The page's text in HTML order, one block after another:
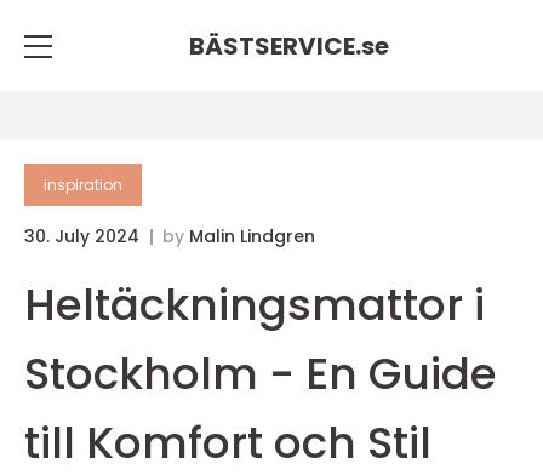
BÄSTSERVICE.se
inspiration
30. July 2024 by Malin Lindgren
Heltäckningsmattor i
Stockholm - En Guide
till Komfort och Stil